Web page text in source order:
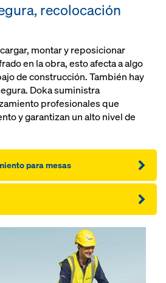
recolocación
montar y reposicionar
en la obra, esto afecta a algo
de construcción. También hay
Doka suministra
profesionales que
y garantizan un alto nivel de
para mesas